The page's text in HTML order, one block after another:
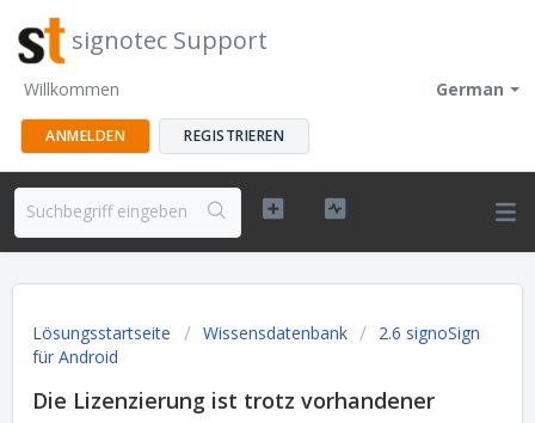
signotec Support
German
Willkommen
ANMELDEN REGISTRIEREN
Lösungsstartseite Wissensdatenbank
2.6 signoSign
für Android
Die Lizenzierung ist trotz vorhandener